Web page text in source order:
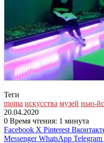
Теги
moma искусства музей нью-
20.04.2020
0 Время чтения: 1 минута
Facebook X Pinterest
Messenger WhatsApp Telegram